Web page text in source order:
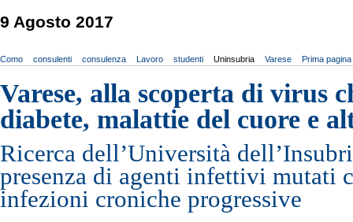
9 Agosto 2017
Como consulenti consulenza Lavoro studenti Uninsubria Varese Prima pagina
Varese, alla scoperta di virus
diabete, malattie del cuore e
Ricerca dell’Università
presenza di agenti infettivi mutati
infezioni croniche progressive